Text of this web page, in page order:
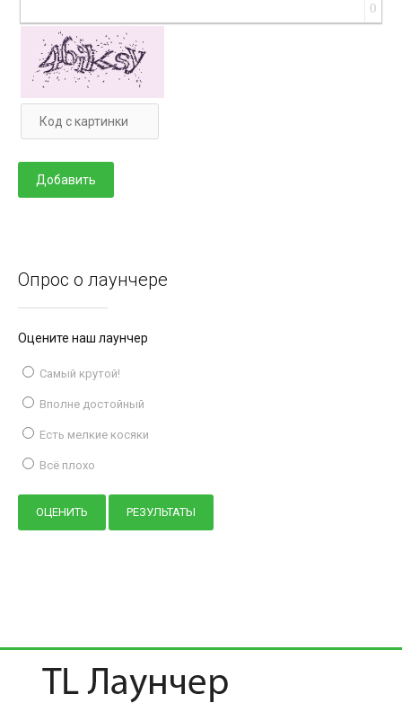
0
Опрос о лаунчере
Оцените наш лаунчер
Самый крутой!
Вполне достойный
Есть мелкие косяки
Всё плохо